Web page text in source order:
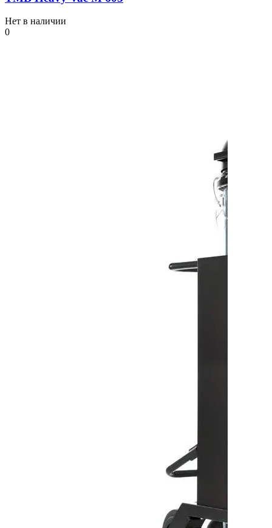
Нет в наличии
0